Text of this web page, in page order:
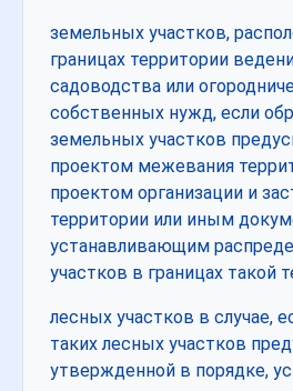
земельных участков,
границах территории
садоводства или
собственных нужд, если
земельных участков
проектом межевания
проектом организации и
территории или иным
устанавливающим
участков в границах такой
лесных участков в случае,
таких лесных участков
утвержденной в порядке,